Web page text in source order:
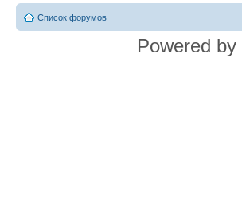
Список форумов
Powered by